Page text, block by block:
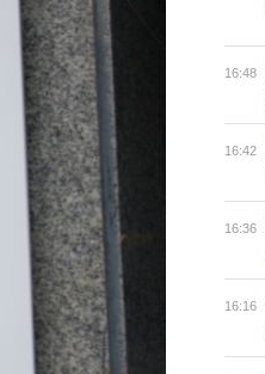
16:48
16:42
16:36
16:16